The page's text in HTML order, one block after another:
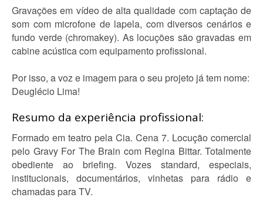
Gravações em vídeo de alta qualidade com captação de
som com microfone de lapela, com diversos cenários e
fundo verde (chromakey). As locuções são gravadas em
cabine acústica com equipamento profissional.
Por isso, a voz e imagem para o seu projeto já tem nome:
Deuglécio Lima!
Resumo da experiência profissional:
Formado em teatro pela Cia. Cena 7. Locução comercial
pelo Gravy For The Brain com Regina Bittar. Totalmente
obediente ao briefing. Vozes standard, especiais,
institucionais, documentários, vinhetas para rádio e
chamadas para TV.